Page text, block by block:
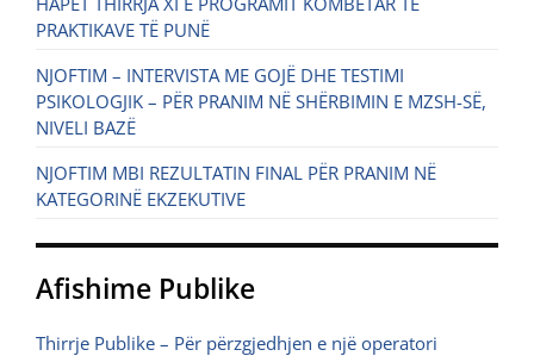
PRAKTIKAVE TË PUNË
NJOFTIM – INTERVISTA ME GOJË DHE TESTIMI
PSIKOLOGJIK – PËR PRANIM NË SHËRBIMIN E MZSH-SË,
NIVELI BAZË
NJOFTIM MBI REZULTATIN FINAL PËR PRANIM NË
KATEGORINË EKZEKUTIVE
Afishime Publike
Thirrje Publike – Për përzgjedhjen e një operatori